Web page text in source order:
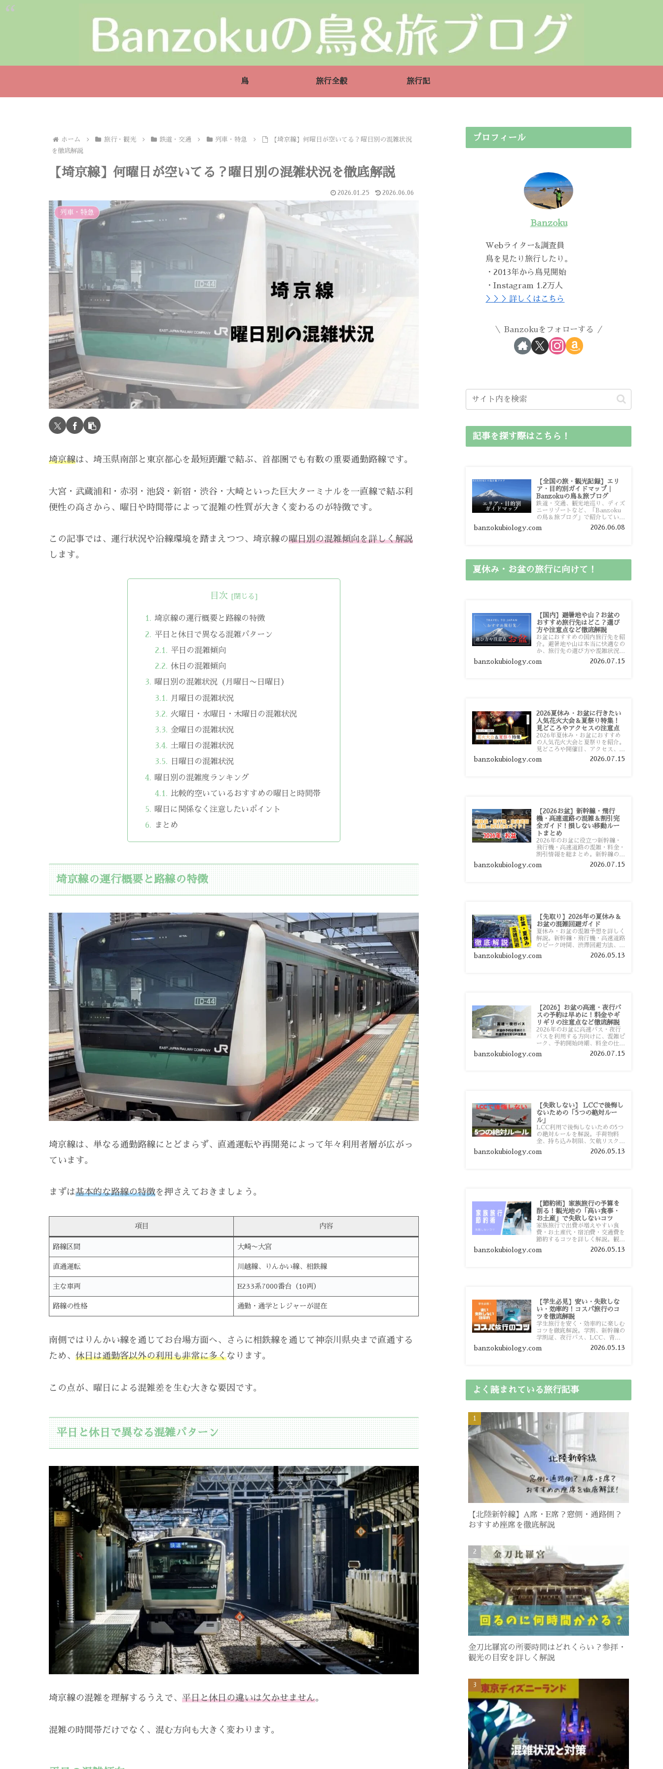
鳥 旅行全般 旅行記
ホーム 旅行・観光 鉄道・交通 列車・特急
【埼京線】何曜日が空いてる？曜日別の混雑状況
を徹底解説
【埼京線】何曜日が空いてる？曜日別の混雑状況を徹底解説
2026.01.25 2026.06.06
列車・特急
埼京線は、埼玉県南部と東京都心を最短距離で結ぶ、首都圏でも有数の重要通勤路線です。
大宮・武蔵浦和・赤羽・池袋・新宿・渋谷・大崎といった巨大ターミナルを一直線で結ぶ利
便性の高さから、曜日や時間帯によって混雑の性質が大きく変わるのが特徴です。
この記事では、運行状況や沿線環境を踏まえつつ、埼京線の曜日別の混雑傾向を詳しく解説
します。
目次
埼京線の運行概要と路線の特徴
平日と休日で異なる混雑パターン
平日の混雑傾向
休日の混雑傾向
曜日別の混雑状況（月曜日〜日曜日）
月曜日の混雑状況
火曜日・水曜日・木曜日の混雑状況
金曜日の混雑状況
土曜日の混雑状況
日曜日の混雑状況
曜日別の混雑度ランキング
比較的空いているおすすめの曜日と時間帯
曜日に関係なく注意したいポイント
まとめ
埼京線の運行概要と路線の特徴
埼京線は、単なる通勤路線にとどまらず、直通運転や再開発によって年々利用者層が広がっ
ています。
まずは基本的な路線の特徴を押さえておきましょう。
項目 内容
路線区間 大崎〜大宮
直通運転 川越線、りんかい線、相鉄線
主な車両 E233系7000番台（10両）
路線の性格 通勤・通学とレジャーが混在
南側ではりんかい線を通じてお台場方面へ、さらに相鉄線を通じて神奈川県央まで直通する
ため、 休日は通勤客以外の利用も非常に多くなります。
この点が、曜日による混雑差を生む大きな要因です。
平日と休日で異なる混雑パターン
埼京線の混雑を理解するうえで、 平日と休日の違いは欠かせません。
混雑の時間帯だけでなく、混む方向も大きく変わります。
プロフィール
Banzoku
Webライター&調査員
鳥を見たり旅行したり。
・2013年から鳥見開始
・Instagram 1.2万人
＞＞＞詳しくはこちら
Banzokuをフォローする
記事を探す際はこちら！
【全国の旅・観光記録】エリ
ア・目的別ガイドマップ｜
Banzokuの鳥＆旅ブログ
鉄道・交通、観光地巡り、ディズ
ニーリゾートなど、「Banzoku
の鳥＆旅ブログ」で紹介している
全国の旅行・観光記録をエリアや
目的別に整理しました。あなたが
banzokubiology.com 2026.06.08
夏休み・お盆の旅行に向けて！
【国内】避暑地や山？お盆の
おすすめ旅行先はどこ？選び
方や注意点など徹底解説
お盆におすすめの国内旅行先を紹
介。避暑地や山は本当に快適なの
か、旅行先の選び方や混雑状況、
注意点、比較的混雑を避けやすい
おすすめスポットまで旅行前に役
banzokubiology.com 2026.07.15
2026夏休み・お盆に行きたい
人気花火大会＆夏祭り特集！
見どころやアクセスの注意点
2026年夏休み・お盆におすすめ
の人気花火大会と夏祭りを紹介。
見どころや開催日、アクセス、混
雑対策、旅行前に知っておきたい
注意点をわかりやすく解説しま
banzokubiology.com 2026.07.15
【2026お盆】新幹線・飛行
機・高速道路の混雑＆割引完
全ガイド！損しない移動ルー
トまとめ
2026年のお盆に役立つ新幹線・
飛行機・高速道路の混雑・料金・
割引情報を総まとめ。新幹線の予
約や最繁忙期料金、飛行機を安く
予約するコツ、高速道路の休日割
banzokubiology.com 2026.07.15
【先取り】2026年の夏休み＆
お盆の混雑回避ガイド
夏休み・お盆の混雑予想を詳しく
解説。新幹線・飛行機・高速道路
のピーク時間、渋滞回避方法、混
雑しやすい観光地、交通手段別の
特徴まで旅行者向けに分かりやす
banzokubiology.com 2026.05.13
【2026】お盆の高速・夜行バ
スの予約は早めに！料金やギ
リギリの注意点など徹底解説
2026年のお盆に高速バス・夜行
バスを利用する方向けに、混雑ピ
ーク、予約開始時期、料金の仕組
み、キャンセル待ちのコツ、直前
予約の注意点まで詳しく解説しま
banzokubiology.com 2026.07.15
【失敗しない】 LCCで後悔し
ないための「5つの絶対ルー
ル」
LCC利用で後悔しないための5つ
の絶対ルールを解説。手荷物料
金、持ち込み制限、欠航リスク、
時間厳守など、格安航空会社を利
用する前に知っておきたい注意点
banzokubiology.com 2026.05.13
【節約術】家族旅行の予算を
削る！観光地の「高い食事・
お土産」で失敗しないコツ
家族旅行で出費が増えやすい食
費・お土産代・宿泊費・交通費を
節約するコツを詳しく解説。観光
地価格を避ける方法や、早割・ス
ーパー活用術、予算管理のポイン
banzokubiology.com 2026.05.13
【学生必見】安い・失敗しな
い・効率的！コスパ旅行のコ
ツを徹底解説
学生旅行を安く・効率的に楽しむ
コツを徹底解説。学割、新幹線の
学割証、夜行バス、LCC、青春
18きっぷ、レンタカー割り勘な
ど、学生向けの節約旅行術を詳し
banzokubiology.com 2026.05.13
よく読まれている旅行記事
【北陸新幹線】A席・E席？窓側・通路側？
おすすめ座席を徹底解説
金刀比羅宮の所要時間はどれくらい？参拝・
観光の目安を詳しく解説